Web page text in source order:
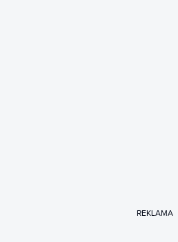
REKLAMA